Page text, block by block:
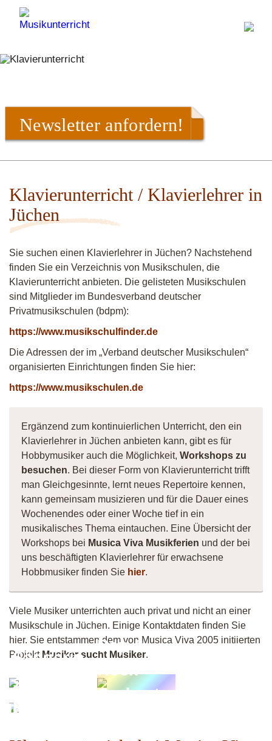
Newsletter anfordern!
Klavierunterricht / Klavierlehrer in
Jüchen
Sie suchen einen Klavierlehrer in Jüchen? Nachstehend
finden Sie ein Verzeichnis von Musikschulen, die
Klavierunterricht anbieten. Die gelisteten Musikschulen
sind Mitglieder im Bundesverband deutscher
Privatmusikschulen (bdpm):
https://www.musikschulfinder.de
Die Adressen der im „Verband deutscher Musikschulen“
organisierten Einrichtungen finden Sie hier:
https://www.musikschulen.de
Ergänzend zum kontinuierlichen Unterricht, den ein
Klavierlehrer in Jüchen anbieten kann, gibt es für
Hobbymusiker auch die Möglichkeit, Workshops zu
besuchen. Bei dieser Form von Klavierunterricht trifft
man Gleichgesinnte, lernt neues Repertoire kennen,
kann gemeinsam musizieren und für die Dauer eines
Wochenendes oder einer Woche tief in ein
musikalisches Thema eintauchen. Eine Übersicht der
Workshops bei Musica Viva Musikferien und der bei
uns beschäftigten Klavierlehrer für erwachsene
Hobbmusiker finden Sie hier.
Viele Musiker unterrichten auch privat und nicht an einer
Musikschule in Jüchen. Einige Kontaktdaten finden Sie
hier. Sie entstammen dem von Musica Viva 2005 initiierten
Projekt Musiker sucht Musiker.
Sängerin
sucht
Band
Pop &
Rock
Orchester